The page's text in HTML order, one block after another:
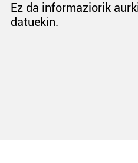
Ez da informaziorik
datuekin.